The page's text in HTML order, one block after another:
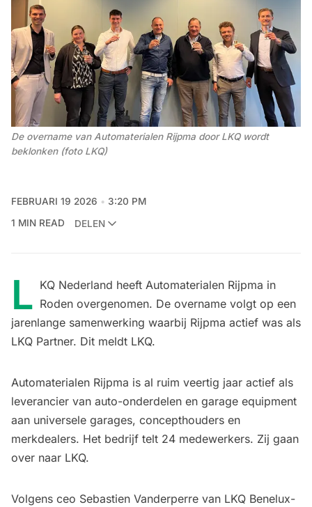
De overname van Automaterialen Rijpma door LKQ wordt
beklonken (foto LKQ)
FEBRUARI 19 2026
3:20 PM
1 MIN READ
DELEN
L KQ Nederland heeft Automaterialen Rijpma in
Roden overgenomen. De overname volgt op een
jarenlange samenwerking waarbij Rijpma actief was als
LKQ Partner. Dit meldt LKQ.
Automaterialen Rijpma is al ruim veertig jaar actief als
leverancier van auto-onderdelen en garage equipment
aan universele garages, concepthouders en
merkdealers. Het bedrijf telt 24 medewerkers. Zij gaan
over naar LKQ.
Volgens ceo Sebastien Vanderperre van LKQ Benelux-